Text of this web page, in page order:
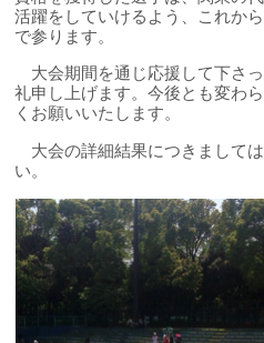
活躍をしていけるよう、これか
で参ります。
大会期間を通じ応援して下さ
礼申し上げます。今後とも変わ
くお願いいたします。
大会の詳細結果につきましては
い。